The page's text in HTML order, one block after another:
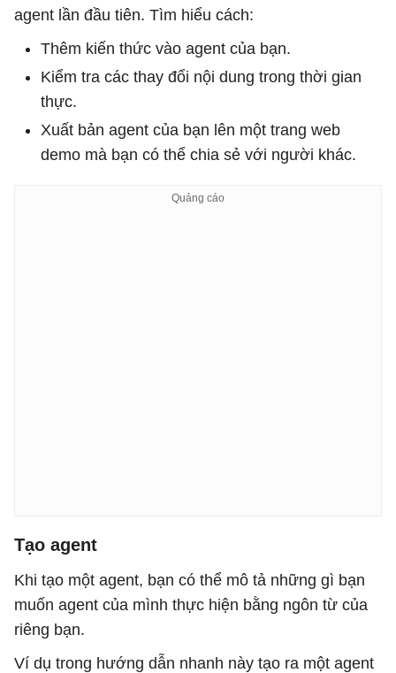
agent lần đầu tiên. Tìm hiểu cách:
Thêm kiến ​​thức vào agent của bạn.
Kiểm tra các thay đổi nội dung trong thời gian
thực.
Xuất bản agent của bạn lên một trang web
demo mà bạn có thể chia sẻ với người khác.
Tạo agent
Khi tạo một agent, bạn có thể mô tả những gì bạn
muốn agent của mình thực hiện bằng ngôn từ của
riêng bạn.
Ví dụ trong hướng dẫn nhanh này tạo ra một agent